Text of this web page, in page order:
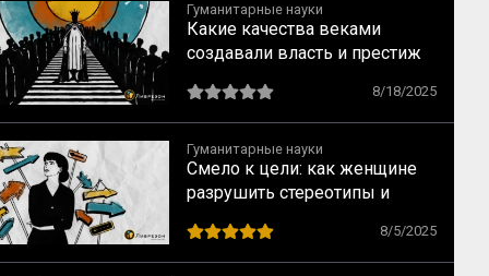
Гуманитарные науки
Какие качества веками
создавали власть и престиж
8/18/2025
Гуманитарные науки
Смело к цели: как женщине
разрушить стереотипы и
профессию, не уповая на
мечты
8/5/2025